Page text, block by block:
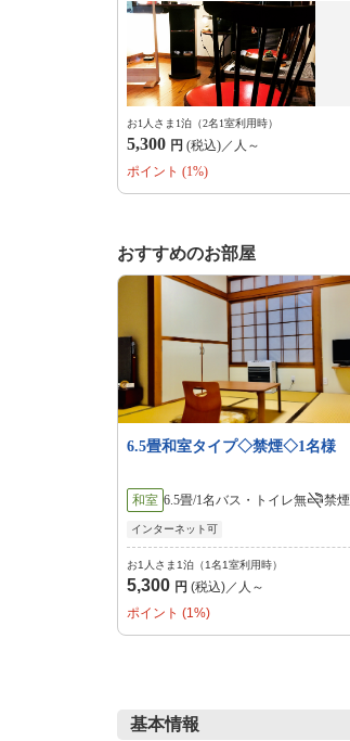
お1人さま1泊（2名1室利用時）
5,300 円 (税込)／人～
ポイント (1%)
おすすめのお部屋
6.5畳和室タイプ◇禁煙◇1名様
和室 6.5畳/1名バス・トイレ無 禁煙
インターネット可
お1人さま1泊（1名1室利用時）
5,300 円 (税込)／人～
ポイント (1%)
基本情報